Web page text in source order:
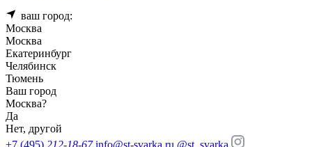
ваш город:
Москва
Москва
Екатеринбург
Челябинск
Тюмень
Ваш город
Москва?
Да
Нет, другой
+7 (495) 212-18-67 info@st-svarka.ru @st_svarka